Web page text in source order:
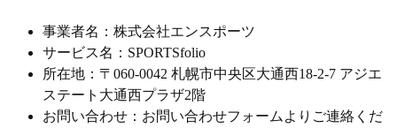
事業者名：株式会社エンスポーツ
サービス名：SPORTSfolio
所在地：〒060-0042 札幌市中央区大通西18-2-7 アジエ
ステート大通西プラザ2階
お問い合わせ：お問い合わせフォームよりご連絡くだ